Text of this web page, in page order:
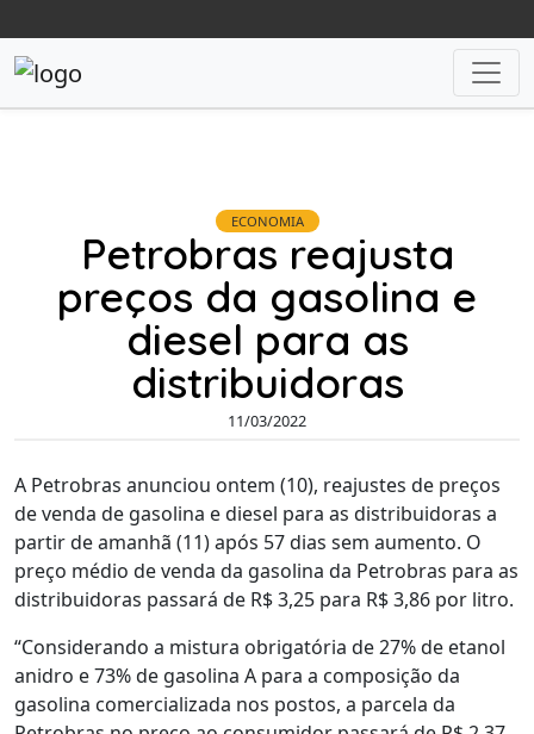
ECONOMIA
Petrobras reajusta
preços da gasolina e
diesel para as
distribuidoras
11/03/2022
A Petrobras anunciou ontem (10), reajustes de preços
de venda de gasolina e diesel para as distribuidoras a
partir de amanhã (11) após 57 dias sem aumento. O
preço médio de venda da gasolina da Petrobras para as
distribuidoras passará de R$ 3,25 para R$ 3,86 por litro.
“Considerando a mistura obrigatória de 27% de etanol
anidro e 73% de gasolina A para a composição da
gasolina comercializada nos postos, a parcela da